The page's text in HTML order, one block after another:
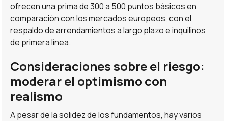
ofrecen una prima de 300 a 500 puntos básicos en
comparación con los mercados europeos, con el
respaldo de arrendamientos a largo plazo e inquilinos
de primera línea.
Consideraciones sobre el riesgo:
moderar el optimismo con
realismo
A pesar de la solidez de los fundamentos, hay varios